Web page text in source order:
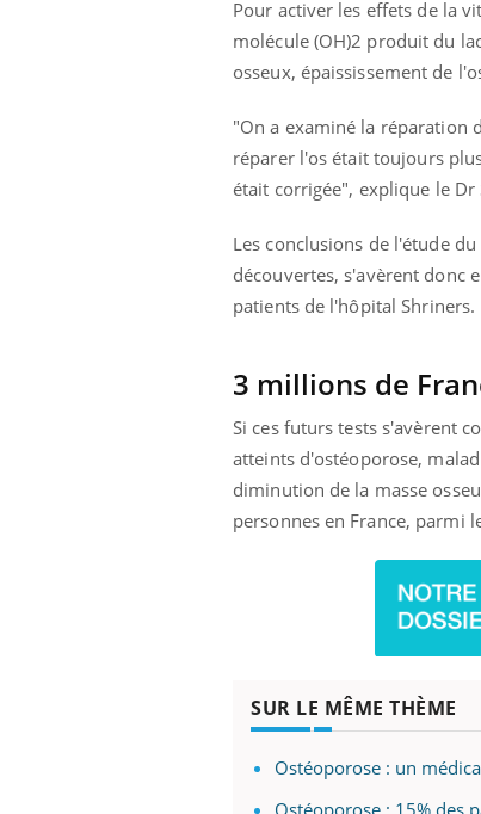
Pour activer les effets de la
molécule (OH)2 produit du
osseux, épaississement de
"On a examiné la réparation
réparer l'os était toujours
était corrigée", explique le Dr
Les conclusions de l'étude
découvertes, s'avèrent donc
patients de l'hôpital Shriners.
3 millions de
Si ces futurs tests s'avèrent
atteints d'ostéoporose,
diminution de la masse
personnes en France, parmi
SUR LE MÊME THÈME
Ostéoporose : un